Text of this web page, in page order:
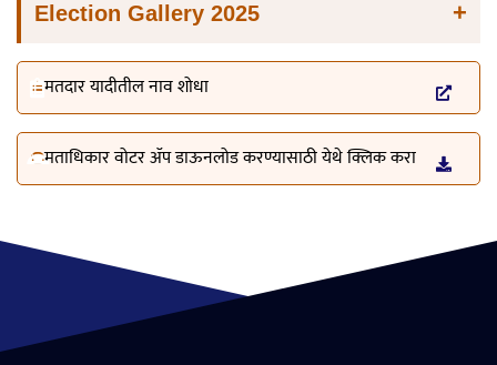
Election Gallery 2025 +
मतदार यादीतील नाव शोधा
मताधिकार वोटर ॲप डाऊनलोड करण्यासाठी येथे क्लिक करा